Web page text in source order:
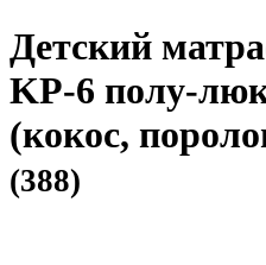
Детский
KP-6 полу-
(кокос,
(388)